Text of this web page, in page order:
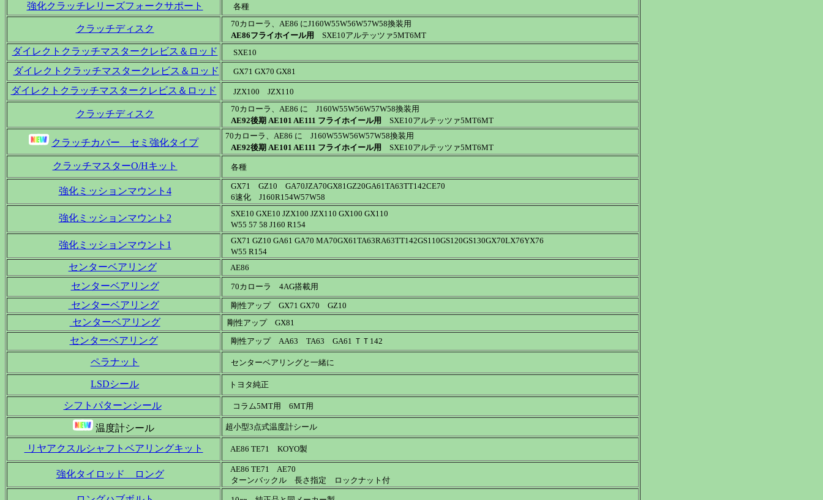
強化クラッチレリーズフォークサポート 各種
クラッチディスク
70カローラ、AE86 にJ160W55W56W57W58換装用
AE86フライホイール用
SXE10アルテッツァ5MT6MT
ダイレクトクラッチマスタークレビス＆ロッド SXE10
ダイレクトクラッチマスタークレビス＆ロッド GX71 GX70 GX81
ダイレクトクラッチマスタークレビス＆ロッド JZX100 JZX110
クラッチディスク
70カローラ、AE86 に J160W55W56W57W58換装用
AE92後期 AE101 AE111 フライホイール用
SXE10アルテッツァ5MT6MT
クラッチカバー セミ強化タイプ
70カローラ、AE86 に J160W55W56W57W58換装用
AE92後期 AE101 AE111 フライホイール用
SXE10アルテッツァ5MT6MT
クラッチマスターO/Hキット 各種
強化ミッションマウント4
GX71 GZ10 GA70JZA70GX81GZ20GA61TA63TT142CE70
6速化 J160R154W57W58
強化ミッションマウント2
SXE10 GXE10 JZX100 JZX110 GX100 GX110
W55 57 58 J160 R154
強化ミッションマウント1
GX71 GZ10 GA61 GA70 MA70GX61TA63RA63TT142GS110GS120GS130GX70LX76YX76
W55 R154
センターベアリング AE86
センターベアリング 70カローラ 4AG搭載用
センターベアリング 剛性アップ GX71 GX70 GZ10
センターベアリング 剛性アップ GX81
センターベアリング 剛性アップ AA63 TA63 GA61 ＴＴ142
ペラナット センターベアリングと一緒に
LSDシール トヨタ純正
シフトパターンシール コラム5MT用 6MT用
温度計シール 超小型3点式温度計シール
リヤアクスルシャフトベアリングキット AE86 TE71 KOYO製
強化タイロッド ロング
AE86 TE71 AE70
ターンバックル 長さ指定 ロックナット付